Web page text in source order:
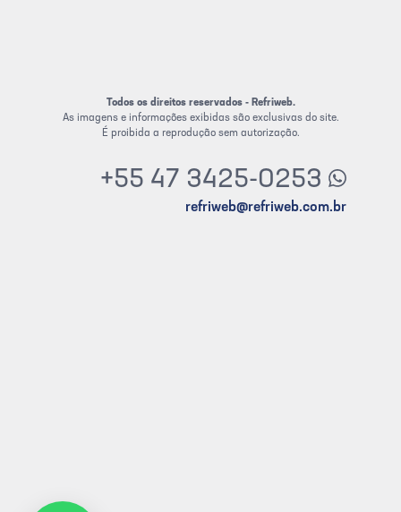
Todos os direitos reservados - Refriweb.
As imagens e informações exibidas são exclusivas do site.
É proibida a reprodução sem autorização.
+55 47 3425-0253
refriweb@refriweb.com.br